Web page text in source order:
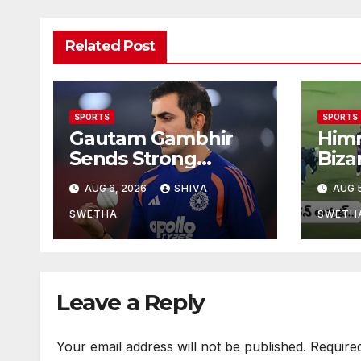
Related Post
SPORTS
Gautam Gambhir
Sends Strong
Message: శ్రీలంక టెస్ట్
సిరీస్‌కు ముందు
టీమిండియాకు గంభీర్
వార్నింగ్…
AUG 6, 2026 SHIVA
SWETHA
SPORTS
AUG
Leave a Reply
Your email address will not be published.